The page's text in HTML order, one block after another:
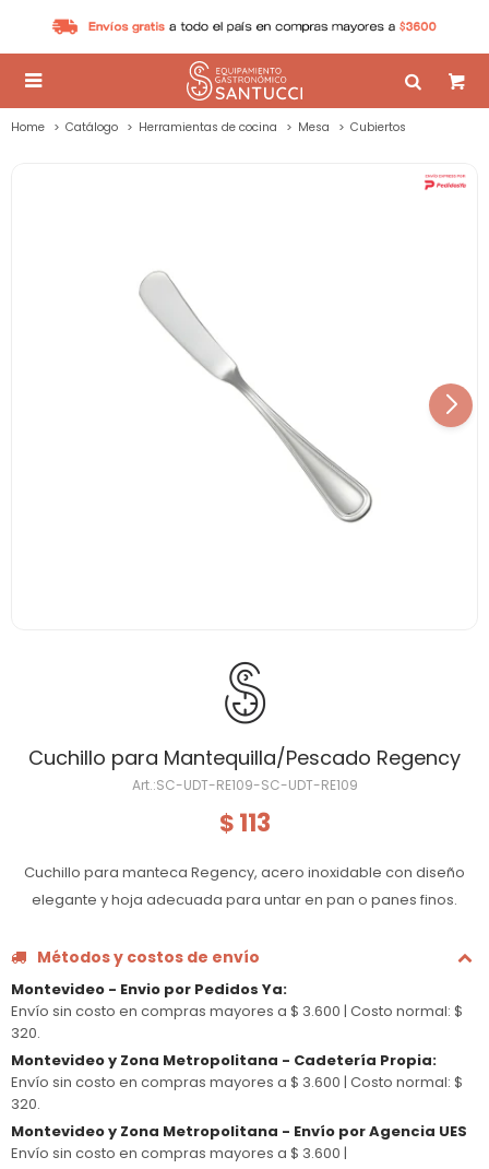

Home Catálogo Herramientas de cocina Mesa Cubiertos
Cuchillo para Mantequilla/Pescado Regency
SC-UDT-RE109-SC-UDT-RE109
$ 113
Cuchillo para manteca Regency, acero inoxidable con diseño
elegante y hoja adecuada para untar en pan o panes finos.
Métodos y costos de envío
Montevideo - Envio por Pedidos Ya:
Envío sin costo en compras mayores a $ 3.600 | Costo normal: $
320.
Montevideo y Zona Metropolitana - Cadetería Propia:
Envío sin costo en compras mayores a $ 3.600 | Costo normal: $
320.
Montevideo y Zona Metropolitana - Envío por Agencia UES
Envío sin costo en compras mayores a $ 3.600 |